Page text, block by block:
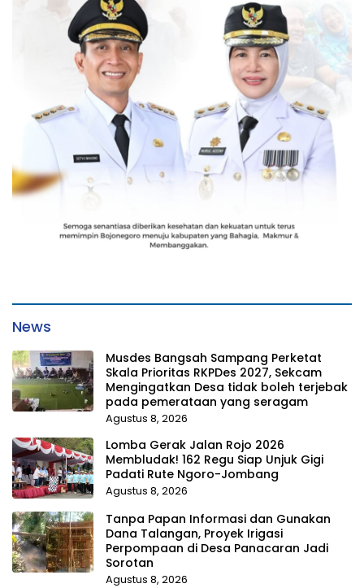
News
Musdes Bangsah Sampang Perketat
Skala Prioritas RKPDes 2027, Sekcam
Mengingatkan Desa tidak boleh terjebak
pada pemerataan yang seragam
Agustus 8, 2026
Lomba Gerak Jalan Rojo 2026
Membludak! 162 Regu Siap Unjuk Gigi
Padati Rute Ngoro-Jombang
Agustus 8, 2026
Tanpa Papan Informasi dan Gunakan
Dana Talangan, Proyek Irigasi
Perpompaan di Desa Panacaran Jadi
Sorotan
Agustus 8, 2026